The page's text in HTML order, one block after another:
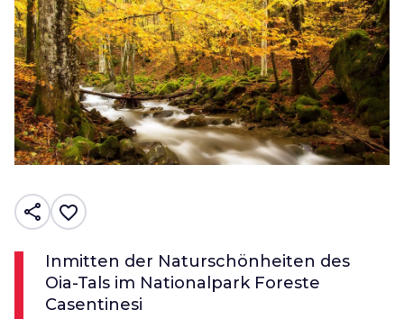
share favorite_border
Inmitten der Naturschönheiten des
Oia-Tals im Nationalpark Foreste
Casentinesi